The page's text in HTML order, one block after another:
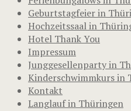
Geburtstagfeier in
Hochzeitssaal in
Hotel Thank You
Impressum
Junggesellenparty in
Kinderschwimmkurs in
Kontakt
Langlauf in Thüringen